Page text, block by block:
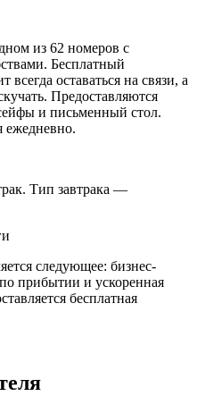
из 62 номеров с
Бесплатный
оставаться на связи, а
Предоставляются
и письменный стол.
ежедневно.
Тип завтрака —
следующее: бизнес-
прибытии и ускоренная
бесплатная